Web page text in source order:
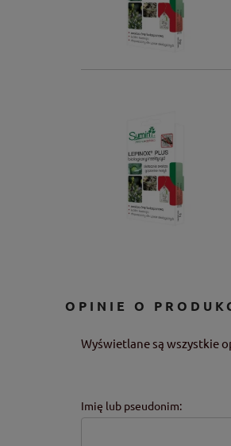
OPINIE O
Wyświetlane są wszystkie
Imię lub pseudonim: